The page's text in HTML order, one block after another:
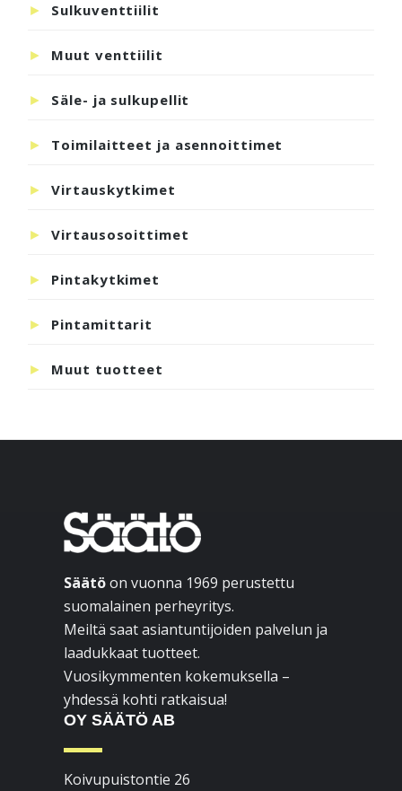
Sulkuventtiilit
Muut venttiilit
Säle- ja sulkupellit
Toimilaitteet ja asennoittimet
Virtauskytkimet
Virtausosoittimet
Pintakytkimet
Pintamittarit
Muut tuotteet
Footer
Säätöon vuonna 1969 perustettu
suomalainen perheyritys.
Meiltä saat asiantuntijoiden palvelun ja
laadukkaat tuotteet.
Vuosikymmenten kokemuksella –
yhdessä kohti ratkaisua!
OY SÄÄTÖ AB
Koivupuistontie 26